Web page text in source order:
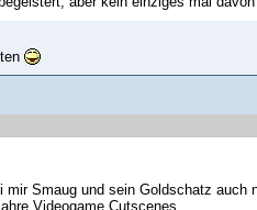
Smaug und sein Goldschatz
Videogame Cutscenes...